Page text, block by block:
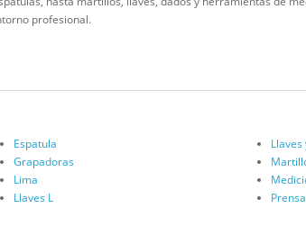
profesional.
Espatula
Grapadoras
Lima
Llaves L
Llaves
Prensa